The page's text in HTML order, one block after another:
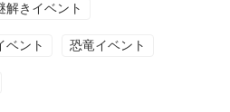
解きイベント
ベント 恐竜イベント